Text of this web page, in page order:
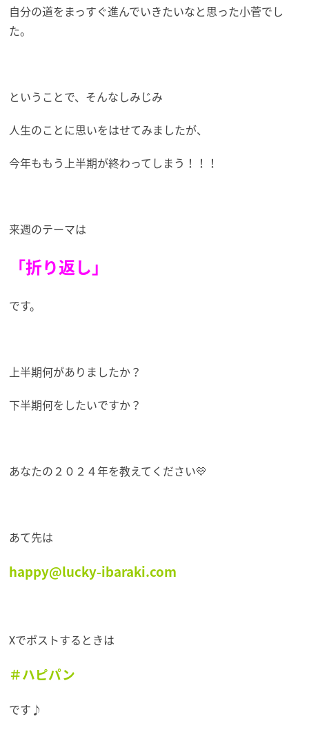
自分の道をまっすぐ進んでいきたいなと思った小菅でし
た。
ということで、そんなしみじみ
人生のことに思いをはせてみましたが、
今年ももう上半期が終わってしまう！！！
来週のテーマは
「折り返し」
です。
上半期何がありましたか？
下半期何をしたいですか？
あなたの２０２４年を教えてください💛
あて先は
happy@lucky-ibaraki.com
Xでポストするときは
＃ハピパン
です♪